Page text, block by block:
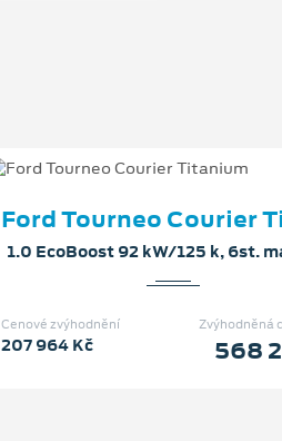
1.0 EcoBoost 92 kW/125 k, 6st.
Zvýhodněná
568
Cenové zvýhodnění
207 964 Kč